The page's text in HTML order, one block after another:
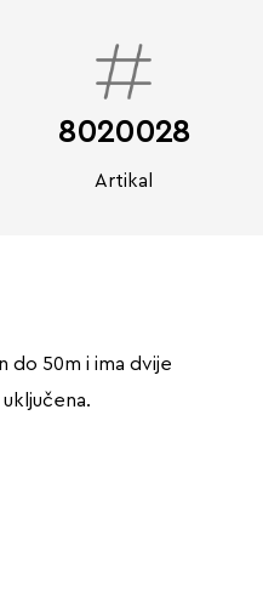
8020028
Artikal
do 50m i ima dvije